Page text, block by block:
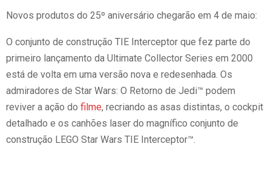
Novos produtos do 25º aniversário chegarão em 4 de maio:
O conjunto de construção TIE Interceptor que fez parte do
primeiro lançamento da Ultimate Collector Series em 2000
está de volta em uma versão nova e redesenhada. Os
admiradores de Star Wars: O Retorno de Jedi™ podem
reviver a ação do filme, recriando as asas distintas, o cockpit
detalhado e os canhões laser do magnífico conjunto de
construção LEGO Star Wars TIE Interceptor™.